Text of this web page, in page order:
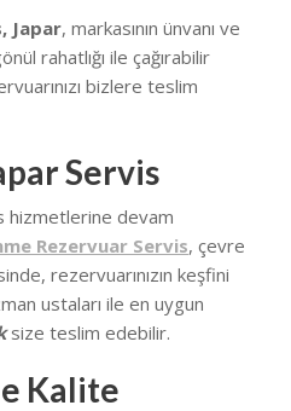
Japar, markasının ünvanı ve
rahatlığı ile çağırabilir
bizlere teslim
Servis
hizmetlerine devam
Rezervuar Servis, çevre
rezervuarınızın keşfini
ustaları ile en uygun
size teslim edebilir.
Kalite